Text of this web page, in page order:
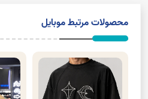
محصولات مرتبط موبایل